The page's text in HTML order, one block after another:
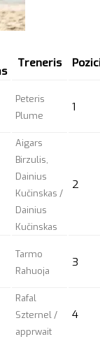
Treneris
Peteris
Plume
1
Aigars
Birzulis,
Dainius
Kučinskas /
Dainius
Kučinskas
2
Tarmo
Rahuoja
3
Rafal
Szternel /
apprwait
4